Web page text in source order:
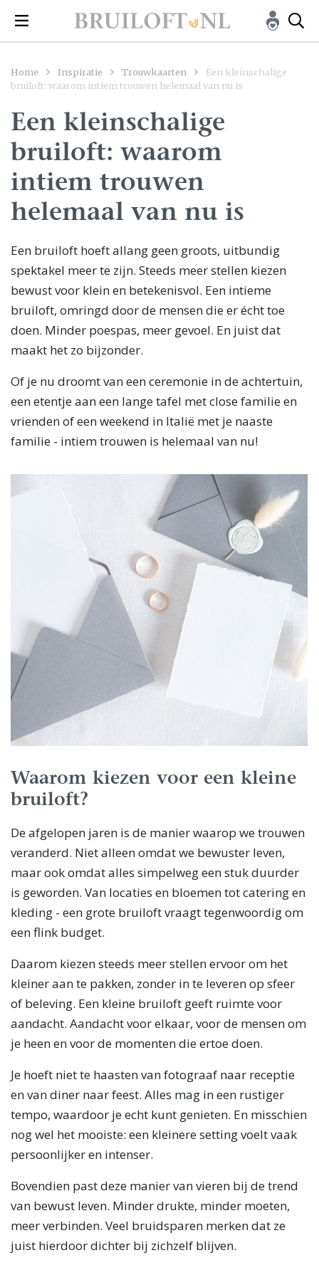
Home Inspiratie Trouwkaarten
Een kleinschalige
bruiloft: waarom intiem trouwen helemaal van nu is
Een kleinschalige
bruiloft: waarom
intiem trouwen
helemaal van nu is
Een bruiloft hoeft allang geen groots, uitbundig
spektakel meer te zijn. Steeds meer stellen kiezen
bewust voor klein en betekenisvol. Een intieme
bruiloft, omringd door de mensen die er écht toe
doen. Minder poespas, meer gevoel. En juist dat
maakt het zo bijzonder.
Of je nu droomt van een ceremonie in de achtertuin,
een etentje aan een lange tafel met close familie en
vrienden of een weekend in Italië met je naaste
familie - intiem trouwen is helemaal van nu!
Waarom kiezen voor een kleine
bruiloft?
De afgelopen jaren is de manier waarop we trouwen
veranderd. Niet alleen omdat we bewuster leven,
maar ook omdat alles simpelweg een stuk duurder
is geworden. Van locaties en bloemen tot catering en
kleding - een grote bruiloft vraagt tegenwoordig om
een flink budget.
Daarom kiezen steeds meer stellen ervoor om het
kleiner aan te pakken, zonder in te leveren op sfeer
of beleving. Een kleine bruiloft geeft ruimte voor
aandacht. Aandacht voor elkaar, voor de mensen om
je heen en voor de momenten die ertoe doen.
Je hoeft niet te haasten van fotograaf naar receptie
en van diner naar feest. Alles mag in een rustiger
tempo, waardoor je echt kunt genieten. En misschien
nog wel het mooiste: een kleinere setting voelt vaak
persoonlijker en intenser.
Bovendien past deze manier van vieren bij de trend
van bewust leven. Minder drukte, minder moeten,
meer verbinden. Veel bruidsparen merken dat ze
juist hierdoor dichter bij zichzelf blijven.